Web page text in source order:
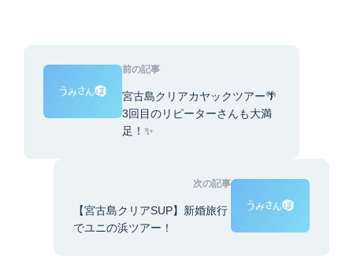
前の記事
宮古島クリアカヤックツアー🌴
3回目のリピーターさんも大満
足！✨
次の記事
【宮古島クリアSUP】新婚旅行
でユニの浜ツアー！